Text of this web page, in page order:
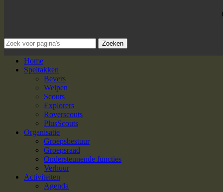
Zoeken
Home
Speltakken
Bevers
Welpen
Scouts
Explorers
Roverscouts
PlusScouts
Organisatie
Groepsbestuur
Groepsraad
Ondersteunende functies
Verhuur
Activiteiten
Agenda